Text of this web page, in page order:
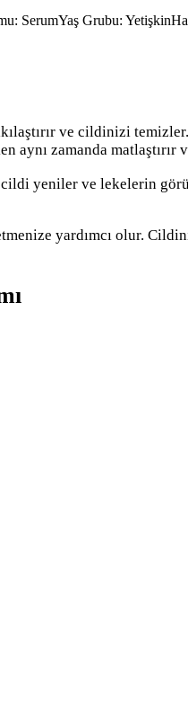
SerumYaş Grubu: Yetişkin
ve cildinizi
zamanda matlaştırır
yeniler ve lekelerin
yardımcı olur.